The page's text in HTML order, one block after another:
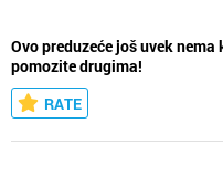
Ovo preduzeće još uvek
pomozite drugima!
RATE